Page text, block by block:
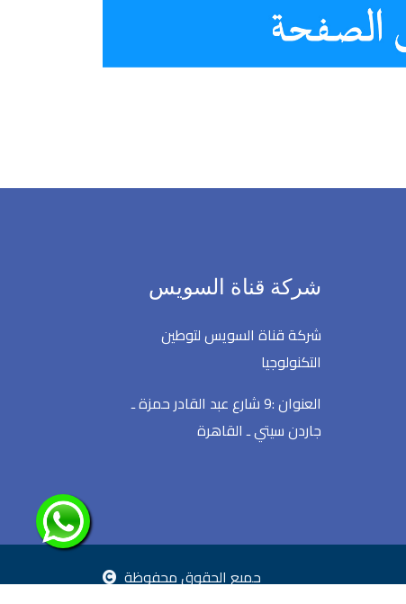
شركة قناة السويس
شركة قناة السويس لتوطين
التكنولوجيا
العنوان :9 شارع عبد القادر حمزة ـ
جاردن سيتي ـ القاهرة
جميع الحقوق محفوظة